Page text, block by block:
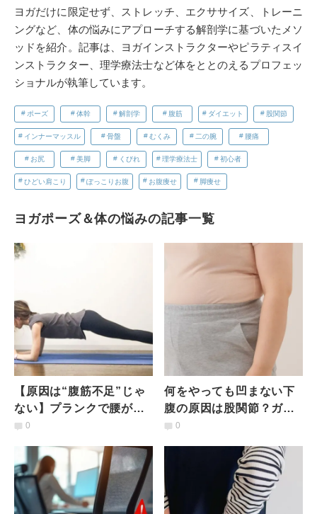
ヨガだけに限定せず、ストレッチ、エクササイズ、トレーニ
ングなど、体の悩みにアプローチする解剖学に基づいたメソ
ッドを紹介。記事は、ヨガインストラクターやピラティスイ
ンストラクター、理学療法士など体をととのえるプロフェッ
ショナルが執筆しています。
ポーズ 体幹 解剖学 腹筋 ダイエット 股関節
インナーマッスル 骨盤 むくみ 二の腕 腰痛
お尻 美脚 くびれ 理学療法士 初心者
ひどい肩こり ぽっこりお腹 お腹痩せ 脚痩せ
ヨガポーズ＆体の悩みの記事一覧
【原因は“腹筋不足”じゃ
ない】プランクで腰が痛
くなる人の意外な共通点
0
何をやっても凹まない下
腹の原因は股関節？ガチ
ガチの深層筋をほぐす股
0